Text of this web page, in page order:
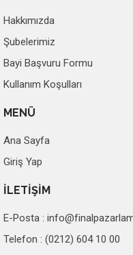
Hakkımızda
Şubelerimiz
Bayi Başvuru Formu
Kullanım Koşulları
MENÜ
Ana Sayfa
Giriş Yap
İLETİŞİM
E-Posta :
Telefon : (0212) 604 10 00